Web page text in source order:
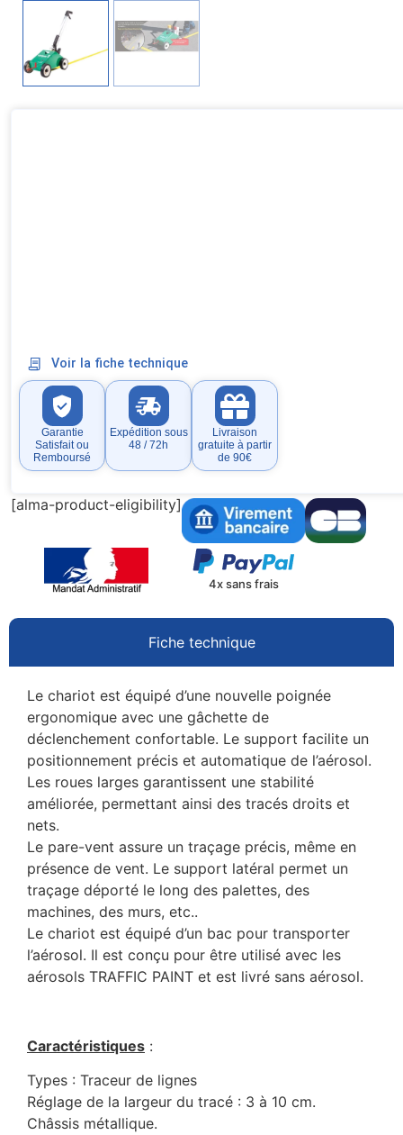
Voir la fiche technique
Garantie
Satisfait ou
Remboursé
Expédition sous
48 / 72h
Livraison
gratuite à partir
de 90€
[alma-product-eligibility]
4x sans frais
Fiche technique
Le chariot est équipé d’une nouvelle poignée
ergonomique avec une gâchette de
déclenchement confortable. Le support facilite un
positionnement précis et automatique de l’aérosol.
Les roues larges garantissent une stabilité
améliorée, permettant ainsi des tracés droits et
nets.
Le pare-vent assure un traçage précis, même en
présence de vent. Le support latéral permet un
traçage déporté le long des palettes, des
machines, des murs, etc..
Le chariot est équipé d’un bac pour transporter
l’aérosol. Il est conçu pour être utilisé avec les
aérosols TRAFFIC PAINT et est livré sans aérosol.
Caractéristiques :
Types : Traceur de lignes
Réglage de la largeur du tracé : 3 à 10 cm.
Châssis métallique.